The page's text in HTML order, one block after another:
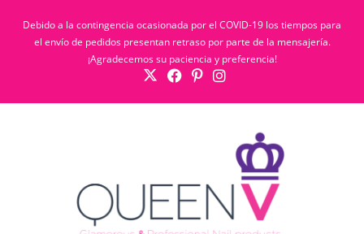
Debido a la contingencia ocasionada por el COVID-19 los tiempos para
el envío de pedidos presentan retraso por parte de la mensajería.
¡Agradecemos su paciencia y preferencia!